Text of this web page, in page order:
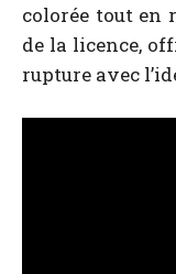
colorée tout en
de la licence,
rupture avec